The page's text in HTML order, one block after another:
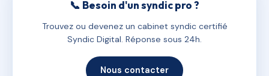
📞 Besoin d'un syndic pro ?
Trouvez ou devenez un cabinet syndic certifié
Syndic Digital. Réponse sous 24h.
Nous contacter